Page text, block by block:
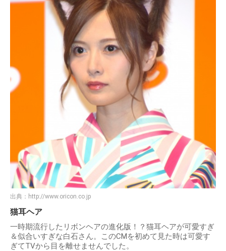
出典： http://www.oricon.co.jp
猫耳ヘア
一時期流行したリボンヘアの進化版！？猫耳ヘアが可愛すぎ
＆似合いすぎな白石さん。このCMを初めて見た時は可愛す
ぎてTVから目を離せませんでした。